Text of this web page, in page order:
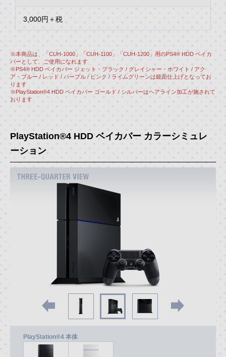
3,000円＋税
※本商品は、「CUH-1000」「CUH-1100」「CUH-1200」用のPS4® HDD ベイカ
バーとして、ご使用になれます
※PS4® HDD ベイカバー ジェット・ブラック / グレイシャー・ホワイト / アク
ア・ブルー / レッド / パープル / ピンク / ライムグリーンは鏡面仕上げとなってお
ります
※PlayStation®4 HDD ベイカバー ゴールド / シルバーはヘアライン加工が施されて
おります
PlayStation®4 HDD ベイカバー カラーシミュレ
ーション
PlayStation®4 本体